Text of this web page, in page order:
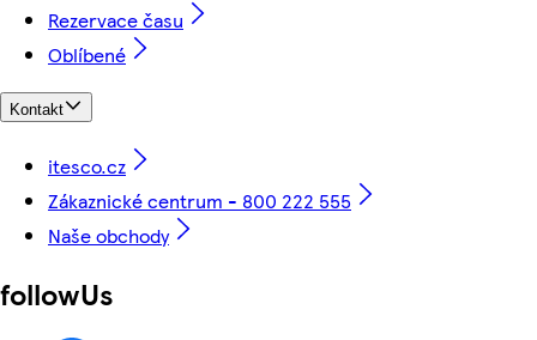
Rezervace času
Oblíbené
Kontakt
itesco.cz
Zákaznické centrum - 800 222 555
Naše obchody
followUs